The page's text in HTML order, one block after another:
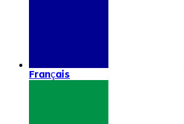
Français